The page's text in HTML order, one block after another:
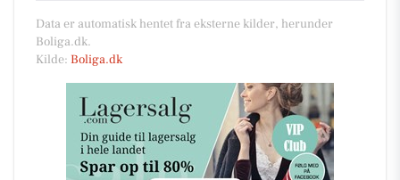
Data er automatisk hentet fra eksterne kilder, herunder
Boliga.dk.
Kilde: Boliga.dk